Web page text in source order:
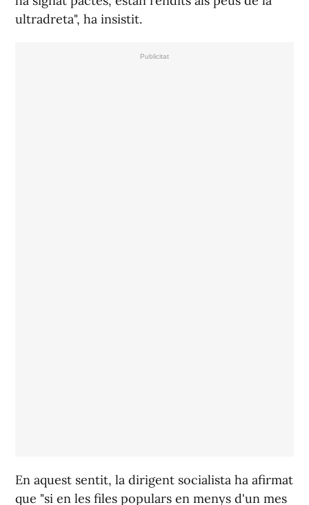
ultradreta", ha insistit.
En aquest sentit, la dirigent socialista ha afirmat
que "si en les files populars en menys d'un mes